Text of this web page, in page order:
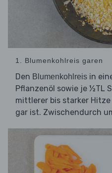
1. Blumenkohlreis garen
Den Blumenkohlreis in
Pflanzenöl sowie je ½TL
mittlerer bis starker Hitze
gar ist. Zwischendurch